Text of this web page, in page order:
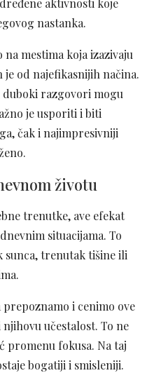
aktivnosti koje
nastanka.
na mestima koja izazivaju
je od najefikasnijih načina.
duboki razgovori mogu
je usporiti i biti
čak i najimpresivniji
životu
trenutke, ave efekat
situacijama. To
sunca, trenutak tišine ili
prepoznamo i cenimo ove
učestalost. To ne
promenu fokusa. Na taj
bogatiji i smisleniji.